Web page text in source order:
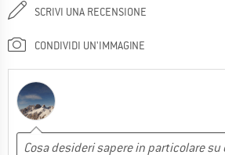
SCRIVI UNA RECENSIONE
CONDIVIDI UN'IMMAGINE